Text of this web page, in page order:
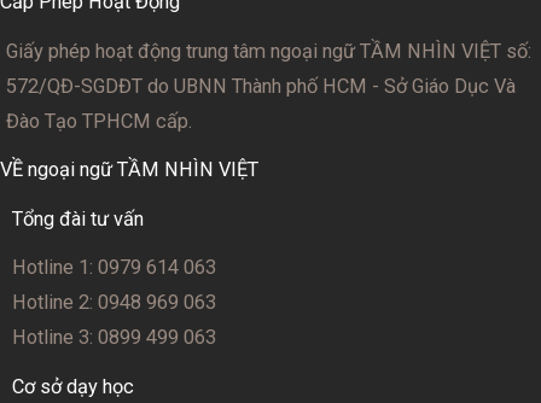
Giấy phép hoạt động trung tâm ngoại ngữ TẦM NHÌN VIỆT số:
572/QĐ-SGDĐT do UBNN Thành phố HCM - Sở Giáo Dục Và
Đào Tạo TPHCM cấp.
VỀ ngoại ngữ TẦM NHÌN VIỆT
Tổng đài tư vấn
Hotline 1: 0979 614 063
Hotline 2: 0948 969 063
Hotline 3: 0899 499 063
Cơ sở dạy học